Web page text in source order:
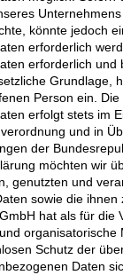
könnte jedoch
erforderlich
erforderlich und
Grundlage,
Person ein.
erfolgt stets im
und in
der
möchten wir
genutzten und
sowie die ihnen
hat als für die
Schutz der
Daten